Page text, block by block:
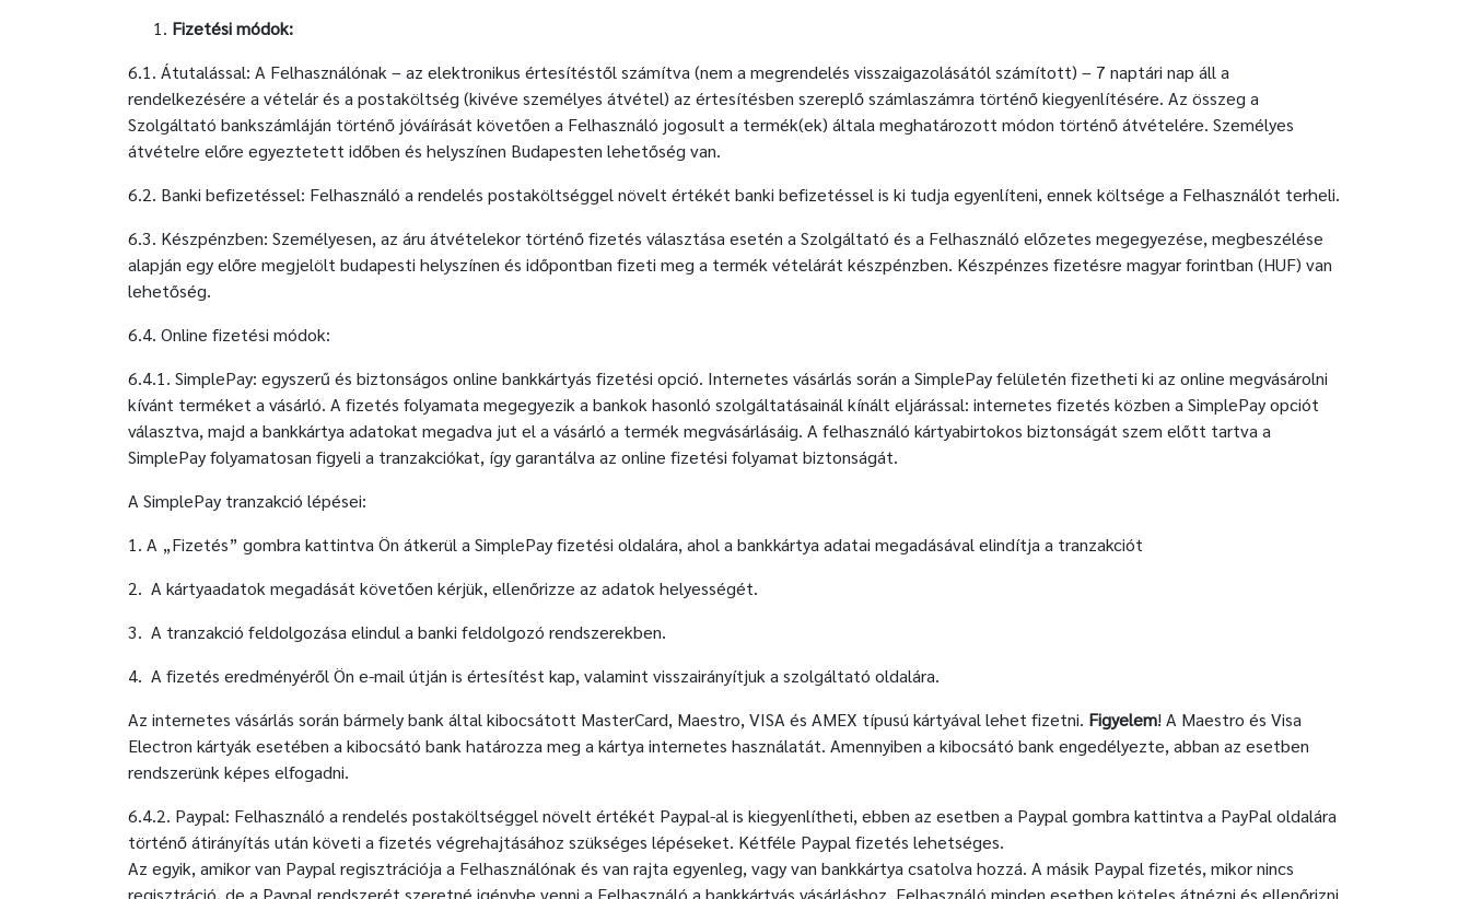
Fizetési módok:
6.1. Átutalással: A Felhasználónak – az elektronikus értesítéstől számítva (nem a megrendelés visszaigazolásától számított) – 7 naptári nap áll a
rendelkezésére a vételár és a postaköltség (kivéve személyes átvétel) az értesítésben szereplő számlaszámra történő kiegyenlítésére. Az összeg a
Szolgáltató bankszámláján történő jóváírását követően a Felhasználó jogosult a termék(ek) általa meghatározott módon történő átvételére. Személyes
átvételre előre egyeztetett időben és helyszínen Budapesten lehetőség van.
6.2. Banki befizetéssel: Felhasználó a rendelés postaköltséggel növelt értékét banki befizetéssel is ki tudja egyenlíteni, ennek költsége a Felhasználót terheli.
6.3. Készpénzben: Személyesen, az áru átvételekor történő fizetés választása esetén a Szolgáltató és a Felhasználó előzetes megegyezése, megbeszélése
alapján egy előre megjelölt budapesti helyszínen és időpontban fizeti meg a termék vételárát készpénzben. Készpénzes fizetésre magyar forintban (HUF) van
lehetőség.
6.4. Online fizetési módok:
6.4.1. SimplePay: egyszerű és biztonságos online bankkártyás fizetési opció. Internetes vásárlás során a SimplePay felületén fizetheti ki az online megvásárolni
kívánt terméket a vásárló. A fizetés folyamata megegyezik a bankok hasonló szolgáltatásainál kínált eljárással: internetes fizetés közben a SimplePay opciót
választva, majd a bankkártya adatokat megadva jut el a vásárló a termék megvásárlásáig. A felhasználó kártyabirtokos biztonságát szem előtt tartva a
SimplePay folyamatosan figyeli a tranzakciókat, így garantálva az online fizetési folyamat biztonságát.
A SimplePay tranzakció lépései:
1. A „Fizetés” gombra kattintva Ön átkerül a SimplePay fizetési oldalára, ahol a bankkártya adatai megadásával elindítja a tranzakciót
2. A kártyaadatok megadását követően kérjük, ellenőrizze az adatok helyességét.
3. A tranzakció feldolgozása elindul a banki feldolgozó rendszerekben.
4. A fizetés eredményéről Ön e-mail útján is értesítést kap, valamint visszairányítjuk a szolgáltató oldalára.
Az internetes vásárlás során bármely bank által kibocsátott MasterCard, Maestro, VISA és AMEX típusú kártyával lehet fizetni. Figyelem! A Maestro és Visa
Electron kártyák esetében a kibocsátó bank határozza meg a kártya internetes használatát. Amennyiben a kibocsátó bank engedélyezte, abban az esetben
rendszerünk képes elfogadni.
6.4.2. Paypal: Felhasználó a rendelés postaköltséggel növelt értékét Paypal-al is kiegyenlítheti, ebben az esetben a Paypal gombra kattintva a PayPal oldalára
történő átirányítás után követi a fizetés végrehajtásához szükséges lépéseket. Kétféle Paypal fizetés lehetséges.
Az egyik, amikor van Paypal regisztrációja a Felhasználónak és van rajta egyenleg, vagy van bankkártya csatolva hozzá. A másik Paypal fizetés, mikor nincs
regisztráció, de a Paypal rendszerét szeretné igénybe venni a Felhasználó a bankkártyás vásárláshoz. Felhasználó minden esetben köteles átnézni és ellenőrizni